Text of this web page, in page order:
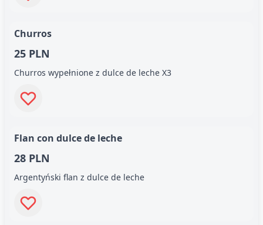
Churros
25 PLN
Churros wypełnione z dulce de leche X3
Flan con dulce de leche
28 PLN
Argentyński flan z dulce de leche